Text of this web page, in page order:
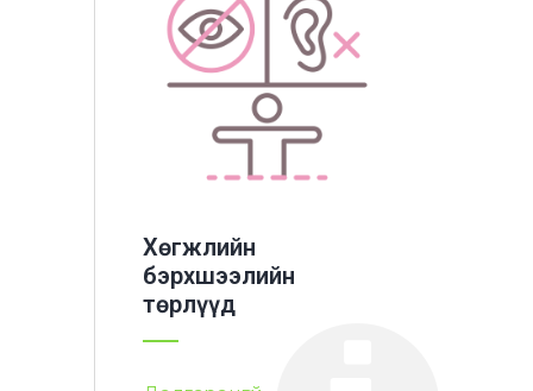
Хөгжлийн
бэрхшээлийн
төрлүүд